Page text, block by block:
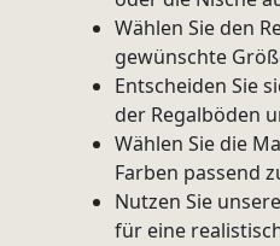
Wählen Sie den
gewünschte
Entscheiden Sie
der Regalböden
Wählen Sie die
Farben passend
Nutzen Sie
für eine